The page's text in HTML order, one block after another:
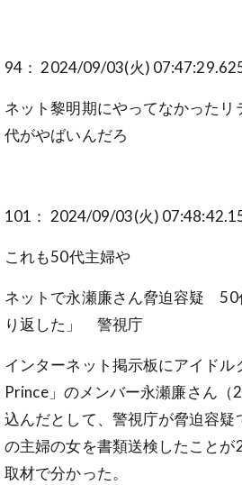
94： 2024/09/03(火)
ネット黎明期にやってなかった
代がやばいんだろ
101： 2024/09/03(火)
これも50代主婦や
ネットで永瀬廉さん脅迫容疑 50
り返した」 警視庁
インターネット掲示板にアイドル
Prince」のメンバー永瀬廉さん（
込んだとして、警視庁が脅迫容
の主婦の女を書類送検したこと
取材で分かった。